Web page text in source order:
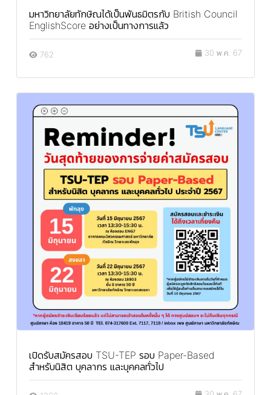
มหาวิทยาลัยทักษิณได้เป็นพันธมิตรกับ British Council
EnglishScore อย่างเป็นทางการแล้ว
762 30 พ.ค. 67
เปิดรับสมัครสอบ TSU-TEP รอบ Paper-Based
สำหรับนิสิต บุคลากร และบุคคลทั่วไป